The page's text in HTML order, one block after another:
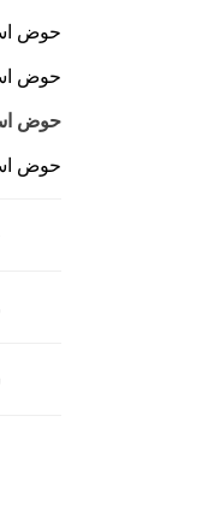
حوض
حوض
حوض
حوض